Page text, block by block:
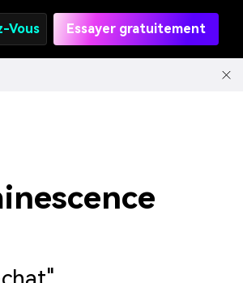
Vous Essayer gratuitement